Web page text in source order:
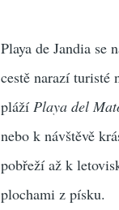
Playa de Jandia
cestě narazí
plážíPlaya del
nebo k návštěvě
pobřeží až k
plochami z písku.